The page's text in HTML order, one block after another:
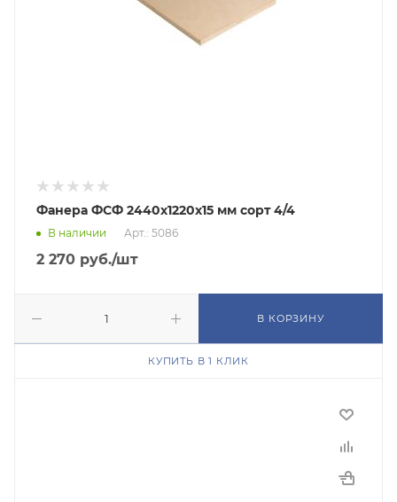
Фанера ФСФ 2440х1220х15 мм сорт 4/4
В наличии Арт.: 5086
2 270 руб./шт
В КОРЗИНУ
КУПИТЬ В 1 КЛИК